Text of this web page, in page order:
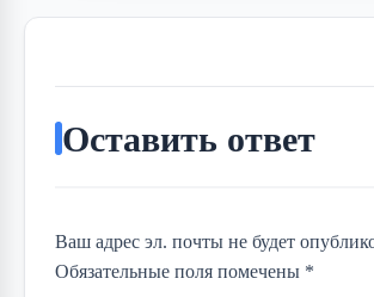
Оставить ответ
Ваш адрес эл. почты не будет
Обязательные поля помечены *